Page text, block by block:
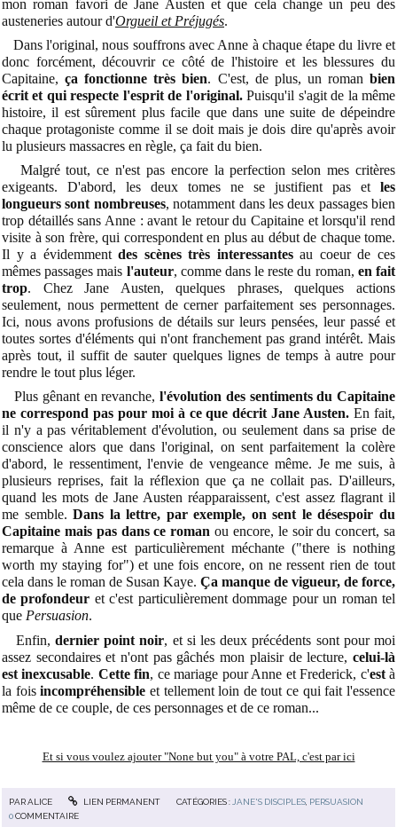
mon roman favori de Jane Austen et que cela change un peu des
austeneries autour d'Orgueil et Préjugés.
Dans l'original, nous souffrons avec Anne à chaque étape du livre et
donc forcément, découvrir ce côté de l'histoire et les blessures du
Capitaine,ça fonctionne très bien. C'est, de plus, un romanbien
écrit et qui respecte l'esprit de l'original.Puisqu'il s'agit de la même
histoire, il est sûrement plus facile que dans une suite de dépeindre
chaque protagoniste comme il se doit mais je dois dire qu'après avoir
lu plusieurs massacres en règle, ça fait du bien.
Malgré tout, ce n'est pas encore la perfection selon mes critères
exigeants. D'abord, les deux tomes ne se justifient pas et les
longueurs sont nombreuses, notamment dans les deux passages bien
trop détaillés sans Anne : avant le retour du Capitaine et lorsqu'il rend
visite à son frère, qui correspondent en plus au début de chaque tome.
Il y a évidemmentdes scènes très interessantesau coeur de ces
mêmes passages mais l'auteur, comme dans le reste du roman, en fait
trop. Chez Jane Austen, quelques phrases, quelques actions
seulement, nous permettent de cerner parfaitement ses personnages.
Ici, nous avons profusions de détails sur leurs pensées, leur passé et
toutes sortes d'éléments qui n'ont franchement pas grand intérêt. Mais
après tout, il suffit de sauter quelques lignes de temps à autre pour
rendre le tout plus léger.
Plus gênant en revanche,l'évolution des sentiments du Capitaine
ne correspond pas pour moi à ce que décrit Jane Austen. En fait,
il n'y a pas véritablement d'évolution, ou seulement dans sa prise de
conscience alors que dans l'original, on sent parfaitement la colère
d'abord, le ressentiment, l'envie de vengeance même. Je me suis, à
plusieurs reprises, fait la réflexion que ça ne collait pas. D'ailleurs,
quand les mots de Jane Austen réapparaissent, c'est assez flagrant il
me semble.Dans la lettre, par exemple, on sent le désespoir du
Capitaine mais pas dans ce roman ou encore, le soir du concert, sa
remarque à Anne est particulièrement méchante ("there is nothing
worth my staying for") et une fois encore, on ne ressent rien de tout
cela dans le roman de Susan Kaye. Ça manque de vigueur, de force,
de profondeur et c'est particulièrement dommage pour un roman tel
que Persuasion.
Enfin, dernier point noir, et si les deux précédents sont pour moi
assez secondaires et n'ont pas gâchés mon plaisir de lecture, celui-là
est inexcusable. Cette fin, ce mariage pour Anne et Frederick, c'està
la foisincompréhensible et tellement loin de tout ce qui fait l'essence
même de ce couple, de ces personnages et de ce roman...
Et si vous voulez ajouter "None but you" à votre PAL, c'est par ici
PARALICE LIEN PERMANENT CATÉGORIES :JANE'S DISCIPLES, PERSUASION
0COMMENTAIRE